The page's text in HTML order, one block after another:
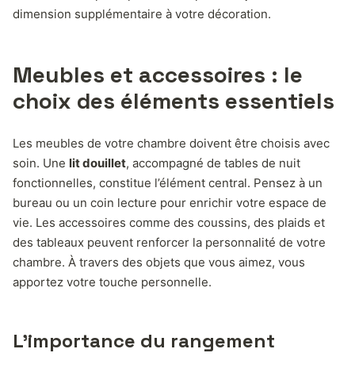
dimension supplémentaire à votre décoration.
Meubles et accessoires : le
choix des éléments essentiels
Les meubles de votre chambre doivent être choisis avec
soin. Une lit douillet, accompagné de tables de nuit
fonctionnelles, constitue l’élément central. Pensez à un
bureau ou un coin lecture pour enrichir votre espace de
vie. Les accessoires comme des coussins, des plaids et
des tableaux peuvent renforcer la personnalité de votre
chambre. À travers des objets que vous aimez, vous
apportez votre touche personnelle.
L’importance du rangement